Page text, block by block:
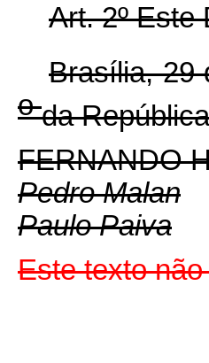
Art. 2º Este
Brasília, 29
oda
FERNANDO
Pedro Malan
Paulo Paiva
Este texto